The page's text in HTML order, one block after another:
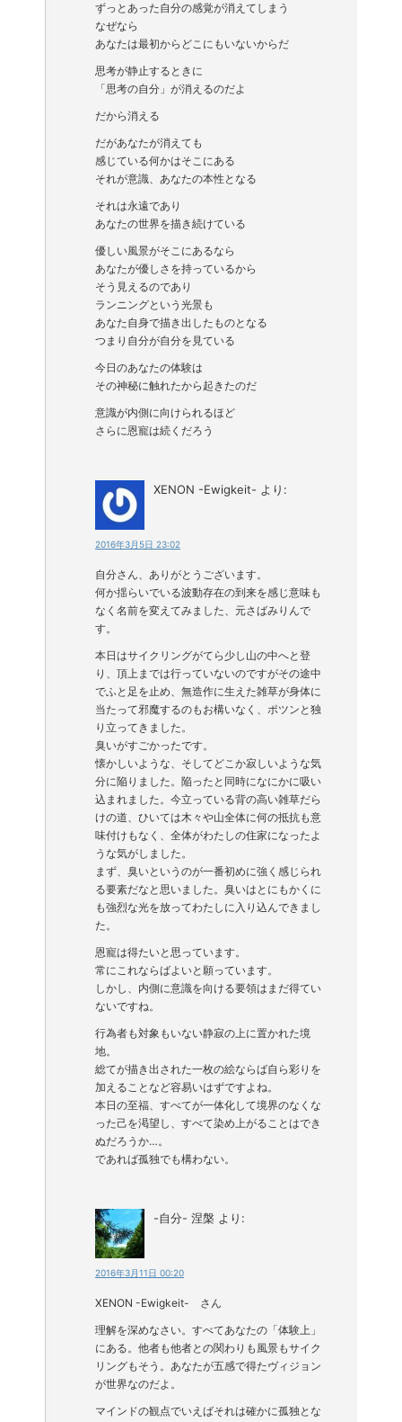
ずっとあった自分の感覚が消えてしまう
なぜなら
あなたは最初からどこにもいないからだ
思考が静止するときに
「思考の自分」が消えるのだよ
だから消える
だがあなたが消えても
感じている何かはそこにある
それが意識、あなたの本性となる
それは永遠であり
あなたの世界を描き続けている
優しい風景がそこにあるなら
あなたが優しさを持っているから
そう見えるのであり
ランニングという光景も
あなた自身で描き出したものとなる
つまり自分が自分を見ている
今日のあなたの体験は
その神秘に触れたから起きたのだ
意識が内側に向けられるほど
さらに恩寵は続くだろう
XENON -Ewigkeit- より:
2016年3月5日 23:02
自分さん、ありがとうございます。
何か揺らいでいる波動存在の到来を感じ意味も
なく名前を変えてみました、元さばみりんで
す。
本日はサイクリングがてら少し山の中へと登
り、頂上までは行っていないのですがその途中
でふと足を止め、無造作に生えた雑草が身体に
当たって邪魔するのもお構いなく、ポツンと独
り立ってきました。
臭いがすごかったです。
懐かしいような、そしてどこか寂しいような気
分に陥りました。陥ったと同時になにかに吸い
込まれました。今立っている背の高い雑草だら
けの道、ひいては木々や山全体に何の抵抗も意
味付けもなく、全体がわたしの住家になったよ
うな気がしました。
まず、臭いというのが一番初めに強く感じられ
る要素だなと思いました。臭いはとにもかくに
も強烈な光を放ってわたしに入り込んできまし
た。
恩寵は得たいと思っています。
常にこれならばよいと願っています。
しかし、内側に意識を向ける要領はまだ得てい
ないですね。
行為者も対象もいない静寂の上に置かれた境
地。
総てが描き出された一枚の絵ならば自ら彩りを
加えることなど容易いはずですよね。
本日の至福、すべてが一体化して境界のなくな
った己を渇望し、すべて染め上がることはでき
ぬだろうか…。
であれば孤独でも構わない。
-自分- 涅槃 より:
2016年3月11日 00:20
XENON -Ewigkeit- さん
理解を深めなさい。すべてあなたの「体験上」
にある。他者も他者との関わりも風景もサイク
リングもそう。あなたが五感で得たヴィジョン
が世界なのだよ。
マインドの観点でいえばそれは確かに孤独とな